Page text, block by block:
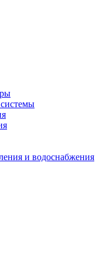
и водоснабжения